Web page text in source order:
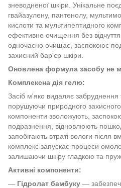
зневодненої шкіри. Унікальне
гвайазулену, пантенолу,
кислоти та мультипептидного
ефективне очищення без відчуття
одночасно очищає, заспокоює
захисний бар'єр шкіри.
Оновлена формула засобу не
Комплексна дія гелю:
Засіб м'яко видаляє
порушуючи природного
компоненти зволожують,
подразнення, відновлюють
запобігають втраті вологи після
комплекс запускає процеси
залишаючи шкіру гладкою та
Активні компоненти:
— Гідролат бамбуку —